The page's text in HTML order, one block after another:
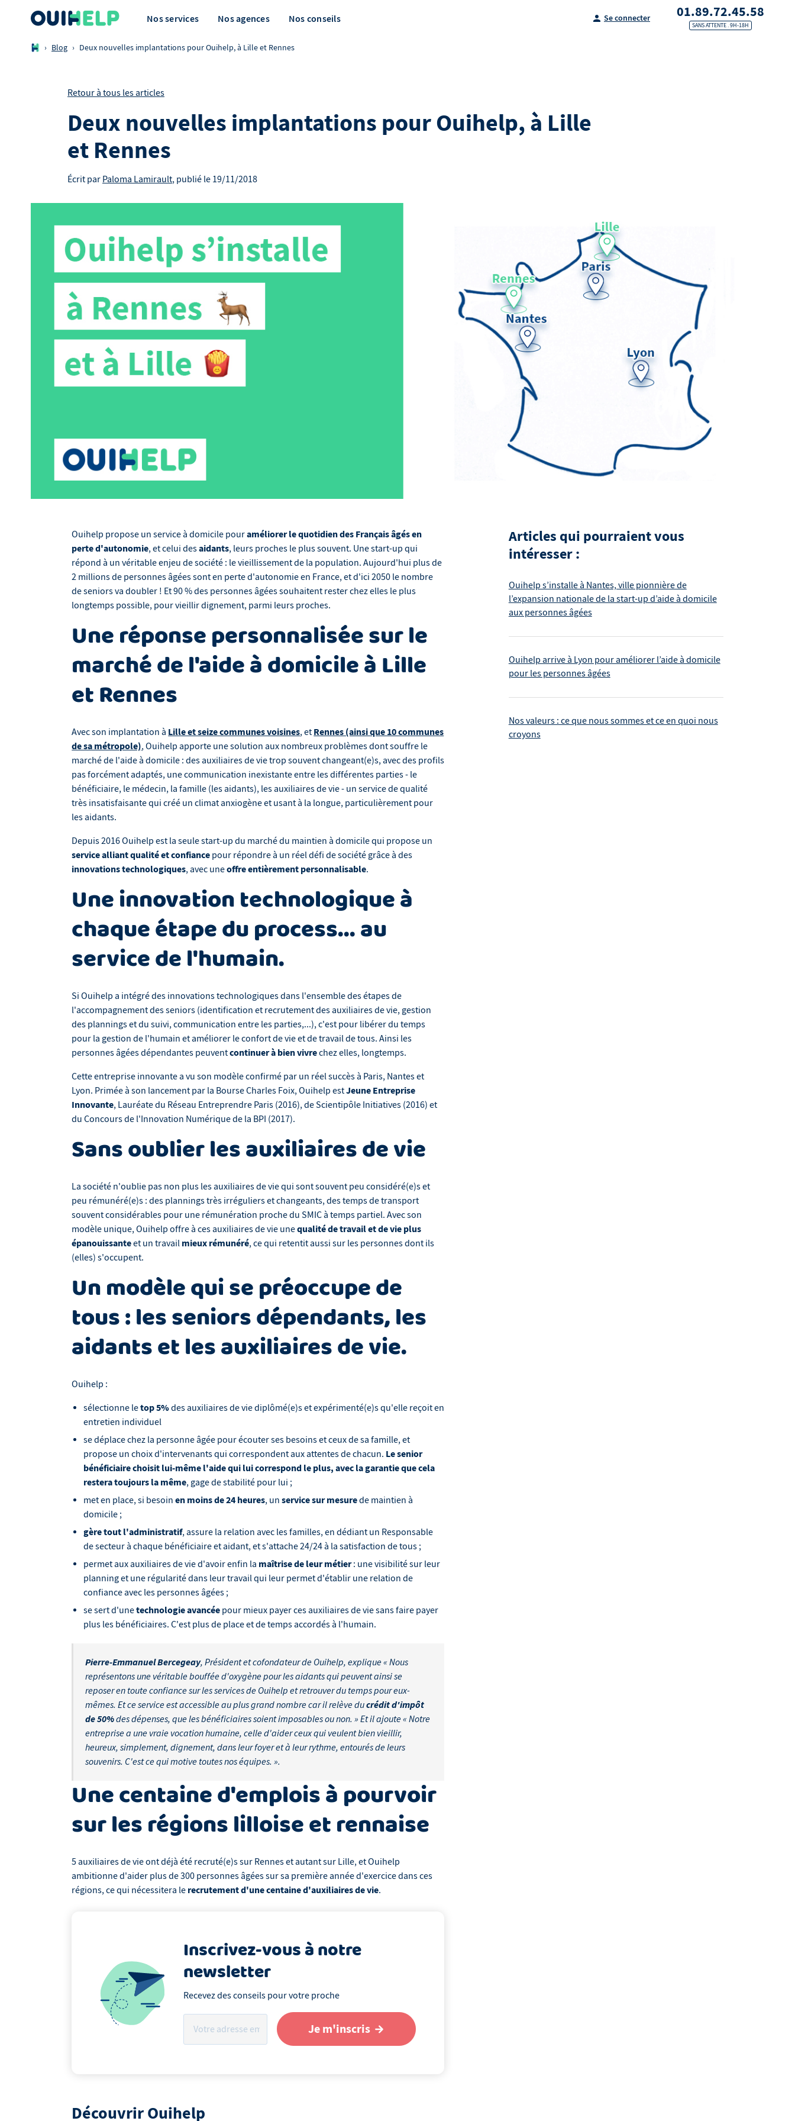
Nos services Nos agences Nos conseils Se connecter 01.89.72.45.58
SANS ATTENTE . 9H-18H
› Blog › Deux nouvelles implantations pour Ouihelp, à Lille et Rennes
Retour à tous les articles
Deux nouvelles implantations pour Ouihelp, à Lille
et Rennes
Écrit par Paloma Lamirault, publié le 19/11/2018
Ouihelp propose un service à domicile pouraméliorer le quotidien des Français âgés en
perte d'autonomie, et celui desaidants, leurs proches le plus souvent. Une start-up qui
répond à un véritable enjeu de société : le vieillissement de la population. Aujourd'hui plus de
2 millions de personnes âgées sont en perte d'autonomie en France, et d'ici 2050 le nombre
de seniors va doubler ! Et 90 % des personnes âgées souhaitent rester chez elles le plus
longtemps possible, pour vieillir dignement, parmi leurs proches.
Une réponse personnalisée sur le
marché de l'aide à domicile à Lille
et Rennes
Avec son implantation à Lille et seize communes voisines, et Rennes (ainsi que 10 communes
de sa métropole), Ouihelp apporte une solution aux nombreux problèmes dont souffre le
marché de l'aide à domicile : des auxiliaires de vie trop souvent changeant(e)s, avec des profils
pas forcément adaptés, une communication inexistante entre les différentes parties - le
bénéficiaire, le médecin, la famille (les aidants), les auxiliaires de vie - un service de qualité
très insatisfaisante qui créé un climat anxiogène et usant à la longue, particulièrement pour
les aidants.
Depuis 2016 Ouihelp est la seule start-up du marché du maintien à domicile qui propose un
service alliant qualité et confiance pour répondre à un réel défi de société grâce à des
innovations technologiques, avec uneoffre entièrement personnalisable.
Une innovation technologique à
chaque étape du process... au
service de l'humain.
Si Ouihelp a intégré des innovations technologiques dans l'ensemble des étapes de
l'accompagnement des seniors (identification et recrutement des auxiliaires de vie, gestion
des plannings et du suivi, communication entre les parties,...), c'est pour libérer du temps
pour la gestion de l'humain et améliorer le confort de vie et de travail de tous. Ainsi les
personnes âgées dépendantes peuventcontinuer à bien vivrechez elles, longtemps.
Cette entreprise innovante a vu son modèle confirmé par un réel succès à Paris, Nantes et
Lyon. Primée à son lancement par la Bourse Charles Foix, Ouihelp estJeune Entreprise
Innovante, Lauréate du Réseau Entreprendre Paris (2016), de Scientipôle Initiatives (2016) et
du Concours de l'Innovation Numérique de la BPI (2017).
Sans oublier les auxiliaires de vie
La société n'oublie pas non plus les auxiliaires de vie qui sont souvent peu considéré(e)s et
peu rémunéré(e)s : des plannings très irréguliers et changeants, des temps de transport
souvent considérables pour une rémunération proche du SMIC à temps partiel. Avec son
modèle unique, Ouihelp offre à ces auxiliaires de vie unequalité de travail et de vie plus
épanouissanteet un travail mieux rémunéré, ce qui retentit aussi sur les personnes dont ils
(elles) s'occupent.
Un modèle qui se préoccupe de
tous : les seniors dépendants, les
aidants et les auxiliaires de vie.
Ouihelp :
sélectionne letop 5%des auxiliaires de vie diplômé(e)s et expérimenté(e)s qu'elle reçoit en
entretien individuel
se déplace chez la personne âgée pour écouter ses besoins et ceux de sa famille, et
propose un choix d'intervenants qui correspondent aux attentes de chacun. Le senior
bénéficiaire choisit lui-même l'aide qui lui correspond le plus, avec la garantie que cela
restera toujours la même, gage de stabilité pour lui ;
met en place, si besoinen moins de 24 heures, unservice sur mesurede maintien à
domicile ;
gère tout l'administratif, assure la relation avec les familles, en dédiant un Responsable
de secteur à chaque bénéficiaire et aidant, et s'attache 24/24 à la satisfaction de tous ;
permet aux auxiliaires de vie d'avoir enfin la maîtrise de leur métier: une visibilité sur leur
planning et une régularité dans leur travail qui leur permet d'établir une relation de
confiance avec les personnes âgées ;
se sert d'unetechnologie avancée pour mieux payer ces auxiliaires de vie sans faire payer
plus les bénéficiaires. C'est plus de place et de temps accordés à l'humain.
Pierre-Emmanuel Bercegeay, Président et cofondateur de Ouihelp, explique «Nous
représentons une véritable bouffée d'oxygène pour les aidants qui peuvent ainsi se
reposer en toute confiance sur les services de Ouihelp et retrouver du temps pour eux-
mêmes. Et ce service est accessible au plus grand nombre car il relève ducrédit d'impôt
de 50%des dépenses, que les bénéficiaires soient imposables ou non. » Et il ajoute «Notre
entreprise a une vraie vocation humaine, celle d'aider ceux qui veulent bien vieillir,
heureux, simplement, dignement, dans leur foyer et à leur rythme, entourés de leurs
souvenirs. C'est ce qui motive toutes nos équipes. ».
Une centaine d'emplois à pourvoir
sur les régions lilloise et rennaise
5 auxiliaires de vie ont déjà été recruté(e)s sur Rennes et autant sur Lille, et Ouihelp
ambitionne d'aider plus de 300 personnes âgées sur sa première année d'exercice dans ces
régions, ce qui nécessitera le recrutement d'une centaine d'auxiliaires de vie.
Inscrivez-vous à notre
newsletter
Recevez des conseils pour votre proche
Je m'inscris
Découvrir Ouihelp
Articles qui pourraient vous
intéresser :
Ouihelp s’installe à Nantes, ville pionnière de
l’expansion nationale de la start-up d’aide à domicile
aux personnes âgées
Ouihelp arrive à Lyon pour améliorer l’aide à domicile
pour les personnes âgées
Nos valeurs : ce que nous sommes et ce en quoi nous
croyons